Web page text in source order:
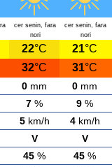
cer senin, fara
nori
cer senin, fara
nori
22°C 21°C
32°C 31°C
0 mm 0 mm
7 % 9 %
5km/h 4km/h
V V
45 % 45 %